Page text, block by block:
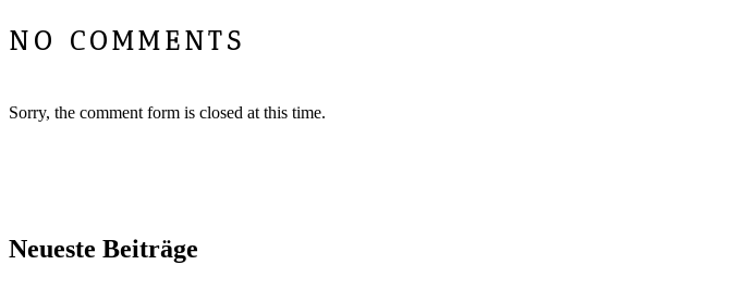
NO COMMENTS
Sorry, the comment form is closed at this time.
Neueste Beiträge